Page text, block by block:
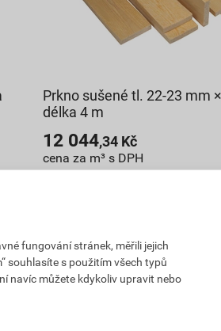
Prkno sušené tl. 22-23 mm
délka 4 m
12 044,34 Kč
cena za m³ s DPH
Vyberte si prodejnu
Skladem v (56) prodejnách
fungování stránek, měřili jejich
souhlasíte s použitím všech typů
navíc můžete kdykoliv upravit nebo